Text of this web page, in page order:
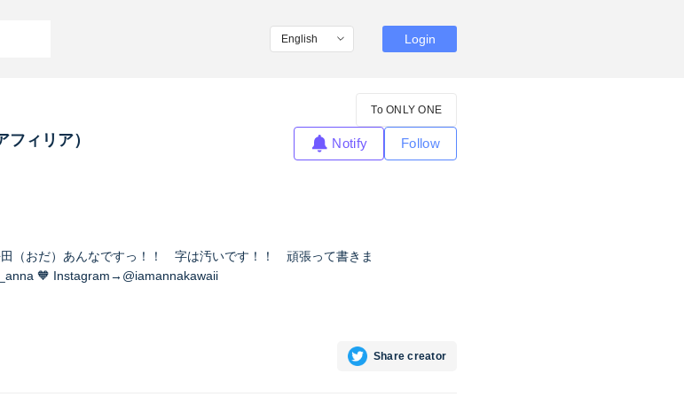
Login
ィリア）
To ONLY ONE
Notify Follow
おだ）あんなですっ！！ 字は汚いです！！ 頑張って書きま
Share creator